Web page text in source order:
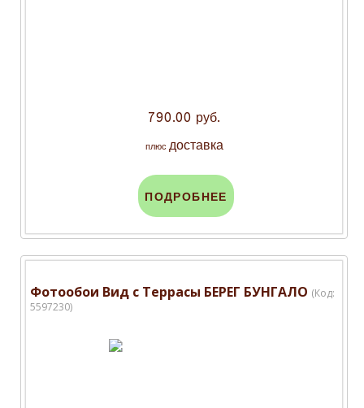
790.00 руб.
плюс доставка
ПОДРОБНЕЕ
Фотообои Вид с Террасы БЕРЕГ БУНГАЛО (Код:
5597230)